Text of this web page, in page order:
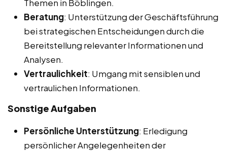
Themen in Böblingen.
Beratung: Unterstützung der Geschäftsführung
bei strategischen Entscheidungen durch die
Bereitstellung relevanter Informationen und
Analysen.
Vertraulichkeit: Umgang mit sensiblen und
vertraulichen Informationen.
Sonstige Aufgaben
Persönliche Unterstützung: Erledigung
persönlicher Angelegenheiten der